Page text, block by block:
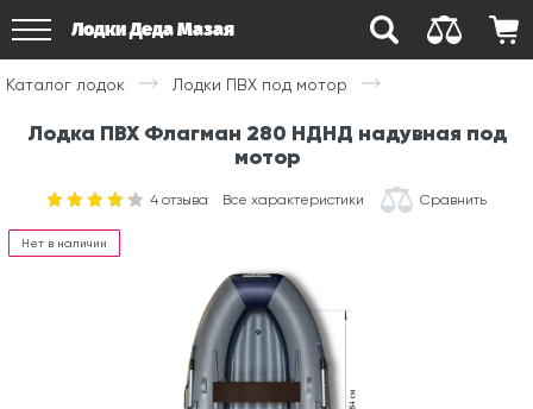
Лодки Деда Мазая
Каталог лодок Лодки ПВХ под мотор
Лодка ПВХ Флагман 280 НДНД надувная под
мотор
4 отзыва Все характеристики Сравнить
Нет в наличии